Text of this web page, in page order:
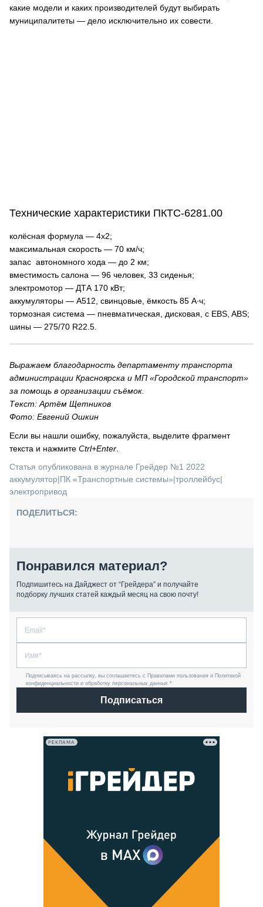
какие модели и каких производителей будут выбирать
муниципалитеты — дело исключительно их совести.
Технические характеристики ПКТС-6281.00
колёсная формула — 4х2;
максимальная скорость — 70 км/ч;
запас автономного хода — до 2 км;
вместимость салона — 96 человек, 33 сиденья;
электромотор — ДТА 170 кВт;
аккумуляторы — А512, свинцовые, ёмкость 85 А∙ч;
тормозная система — пневматическая, дисковая, с EBS, ABS;
шины — 275/70 R22.5.
Выражаем благодарность департаменту транспорта
администрации Красноярска и МП «Городской транспорт»
за помощь в организации съёмок.
Текст: Артём Щетников
Фото: Евгений Ошкин
Если вы нашли ошибку, пожалуйста, выделите фрагмент
текста и нажмите Ctrl+Enter
Статья опубликована в журнале Грейдер №1 2022
аккумулятор|ПК «Транспортные системы»|троллейбус|
электропривод
ПОДЕЛИТЬСЯ:
Понравился материал?
Подпишитесь на Дайджест от “Грейдера” и получайте
подборку лучших статей каждый месяц на свою почту!
Подписываясь на рассылку, вы соглашаетесь с Правилами пользования и Политикой
конфиденциальности и обработку персональных данных *
Подписаться
РЕКЛАМА